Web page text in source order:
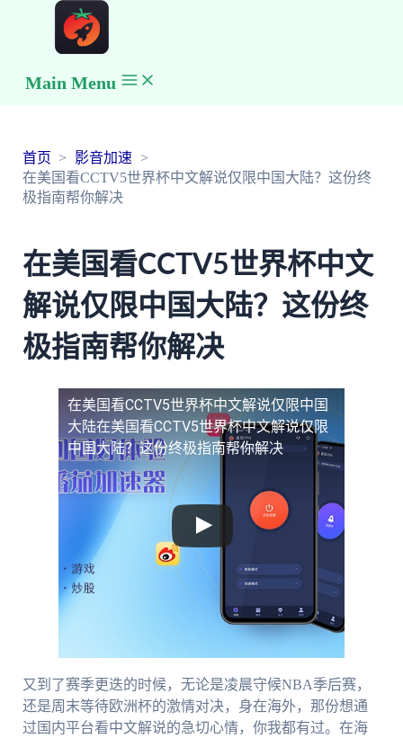
Main Menu
首页
影音加速
在美国看CCTV5世界杯中文解说仅限中国大陆？这份终
极指南帮你解决
在美国看CCTV5世界杯中文
解说仅限中国大陆？这份终
极指南帮你解决
在美国看CCTV5世界杯中文解说仅限中国
大陆在美国看CCTV5世界杯中文解说仅限
中国大陆？这份终极指南帮你解决
又到了赛季更迭的时候，无论是凌晨守候NBA季后赛，
还是周末等待欧洲杯的激情对决，身在海外，那份想通
过国内平台看中文解说的急切心情，你我都有过。在海